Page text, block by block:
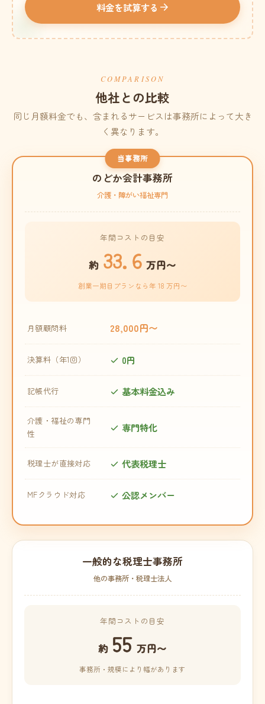
料金を試算する
COMPARISON
他社との比較
同じ月額料金でも、含まれるサービスは事務所によって大き
く異なります。
当事務所
のどか会計事務所
介護・障がい福祉専門
年間コストの目安
約 33.6 万円〜
創業一期目プランなら年 18 万円〜
月額顧問料 28,000円〜
決算料（年1回） 0円
記帳代行 基本料金込み
介護・福祉の専門
性
専門特化
税理士が直接対応 代表税理士
MFクラウド対応 公認メンバー
一般的な税理士事務所
他の事務所・税理士法人
年間コストの目安
約 55 万円〜
事務所・規模により幅があります